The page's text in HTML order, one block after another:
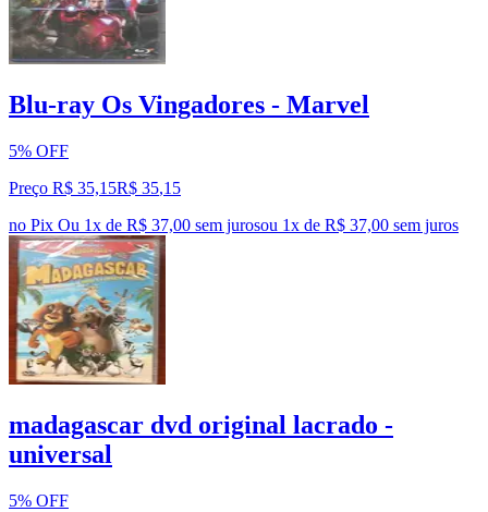
Blu-ray Os Vingadores - Marvel
5% OFF
Preço R$ 35,15R$ 35,15
no Pix Ou 1x de R$ 37,00 sem jurosou 1x de R$ 37,00 sem juros
madagascar dvd original lacrado -
universal
5% OFF